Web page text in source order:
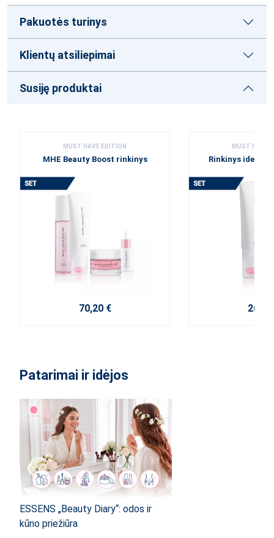
Pakuotės turinys
Klientų atsiliepimai
Susiję produktai
MUST HAVE EDITION
MHE Beauty Boost rinkinys
70,20 €
MUST HAVE
Rinkinys
26,30
Patarimai ir idėjos
ESSENS „Beauty Diary“: odos ir
kūno priežiūra